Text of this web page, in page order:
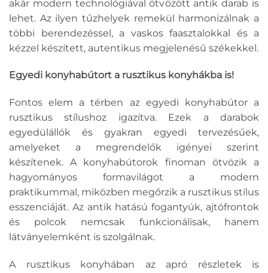
akár modern technológiával ötvözött antik darab is
lehet. Az ilyen tűzhelyek remekül harmonizálnak a
többi berendezéssel, a vaskos faasztalokkal és a
kézzel készített, autentikus megjelenésű székekkel.
Egyedi konyhabútort a rusztikus konyhákba is!
Fontos elem a térben az egyedi konyhabútor a
rusztikus stílushoz igazítva. Ezek a darabok
egyedülállók és gyakran egyedi tervezésűek,
amelyeket a megrendelők igényei szerint
készítenek. A konyhabútorok finoman ötvözik a
hagyományos formavilágot a modern
praktikummal, miközben megőrzik a rusztikus stílus
esszenciáját. Az antik hatású fogantyúk, ajtófrontok
és polcok nemcsak funkcionálisak, hanem
látványelemként is szolgálnak.
A rusztikus konyhában az apró részletek is